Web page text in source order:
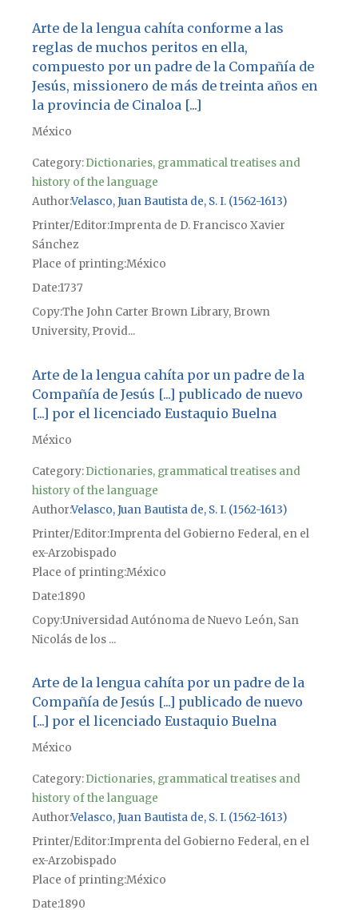
Arte de la lengua cahíta conforme a las
reglas de muchos peritos en ella,
compuesto por un padre de la Compañía de
Jesús, missionero de más de treinta años en
la provincia de Cinaloa [...]
México
Category:Dictionaries, grammatical treatises and
history of the language
AuthorVelasco, Juan Bautista de, S. I. (1562-1613)
Printer/Editor Imprenta de D. Francisco Xavier
Sánchez
Place of printingMéxico
Date1737
CopyThe John Carter Brown Library, Brown
University, Provid...
Arte de la lengua cahíta por un padre de la
Compañía de Jesús [...] publicado de nuevo
[...] por el licenciado Eustaquio Buelna
México
Category:Dictionaries, grammatical treatises and
history of the language
AuthorVelasco, Juan Bautista de, S. I. (1562-1613)
Printer/Editor Imprenta del Gobierno Federal, en el
ex-Arzobispado
Place of printingMéxico
Date1890
CopyUniversidad Autónoma de Nuevo León, San
Nicolás de los ...
Arte de la lengua cahíta por un padre de la
Compañía de Jesús [...] publicado de nuevo
[...] por el licenciado Eustaquio Buelna
México
Category:Dictionaries, grammatical treatises and
history of the language
AuthorVelasco, Juan Bautista de, S. I. (1562-1613)
Printer/Editor Imprenta del Gobierno Federal, en el
ex-Arzobispado
Place of printingMéxico
Date1890